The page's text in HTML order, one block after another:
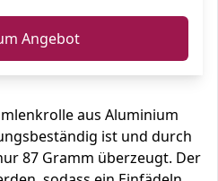
Angebot
aus Aluminium
ist und durch
87 Gramm überzeugt. Der